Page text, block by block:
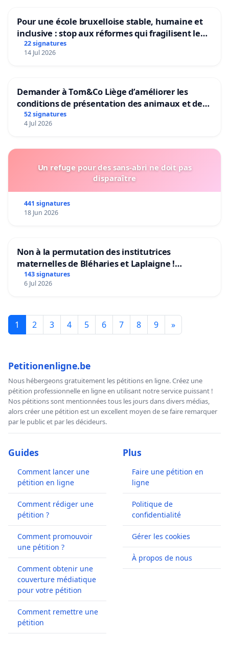
Pour une école bruxelloise stable, humaine et
inclusive : stop aux réformes qui fragilisent le
primaire
22 signatures
14 Jul 2026
Demander à Tom&Co Liège d’améliorer les
conditions de présentation des animaux et de
mettre fin à la vente d’animaux en magasin
52 signatures
4 Jul 2026
Un refuge pour des sans-abri ne doit pas
disparaître
441 signatures
18 Jun 2026
Non à la permutation des institutrices
maternelles de Bléharies et Laplaigne !
Préservons la stabilité de nos enfants.
143 signatures
6 Jul 2026
1 2 3 4 5 6 7 8 9 »
Petitionenligne.be
Nous hébergeons gratuitement les pétitions en ligne. Créez une
pétition professionnelle en ligne en utilisant notre service puissant !
Nos pétitions sont mentionnées tous les jours dans divers médias,
alors créer une pétition est un excellent moyen de se faire remarquer
par le public et par les décideurs.
Guides
Comment lancer une
pétition en ligne
Comment rédiger une
pétition ?
Comment promouvoir
une pétition ?
Comment obtenir une
couverture médiatique
pour votre pétition
Comment remettre une
pétition
Plus
Faire une pétition en
ligne
Politique de
confidentialité
Gérer les cookies
À propos de nous